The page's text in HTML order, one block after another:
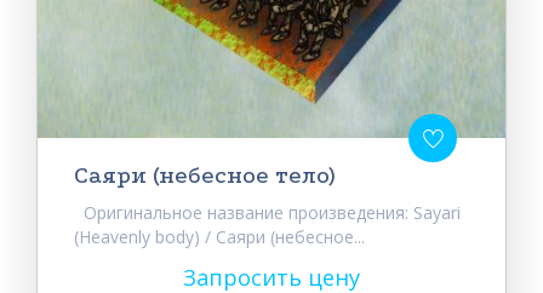
Саяри (небесное тело)
Оригинальное название произведения: Sayari
(Heavenly body) / Саяри (небесное...
Запросить цену